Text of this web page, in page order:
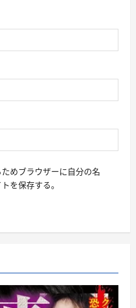
めブラウザーに自分の名
を保存する。